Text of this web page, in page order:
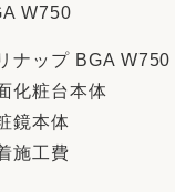
中古物件探しから性能
W750
ナップ BGA W750
化粧台本体
鏡本体
施工費